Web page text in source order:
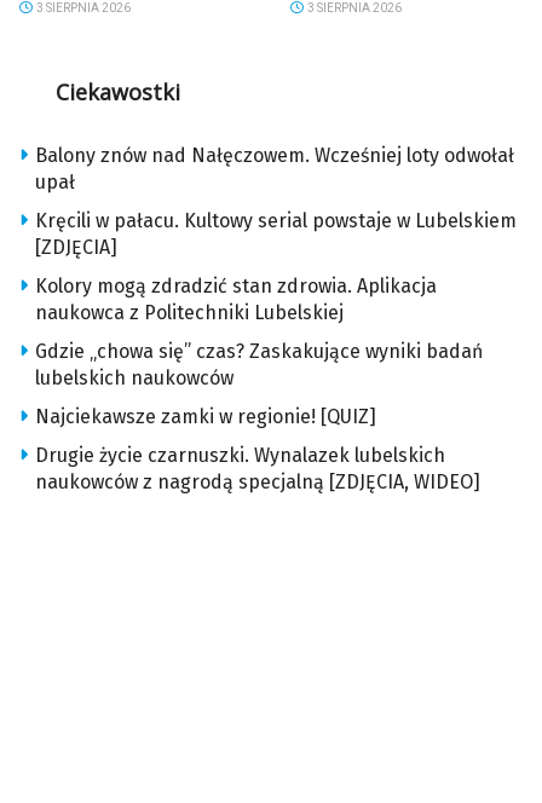
3 SIERPNIA 2026 3 SIERPNIA 2026
Ciekawostki
Balony znów nad Nałęczowem. Wcześniej loty odwołał
upał
Kręcili w pałacu. Kultowy serial powstaje w Lubelskiem
[ZDJĘCIA]
Kolory mogą zdradzić stan zdrowia. Aplikacja
naukowca z Politechniki Lubelskiej
Gdzie „chowa się” czas? Zaskakujące wyniki badań
lubelskich naukowców
Najciekawsze zamki w regionie! [QUIZ]
Drugie życie czarnuszki. Wynalazek lubelskich
naukowców z nagrodą specjalną [ZDJĘCIA, WIDEO]